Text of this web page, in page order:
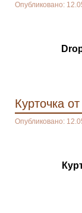
Опубликовано:
Курточка
Опубликовано: